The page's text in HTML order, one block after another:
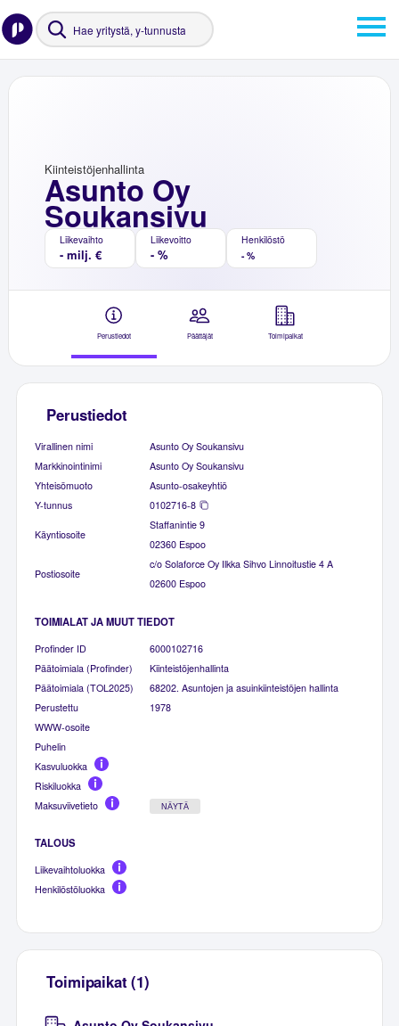
Asunto Oy
Soukansivu
Kiinteistöjenhallinta
Liikevaihto
- milj. €
Liikevoitto
- %
Henkilöstö
- %
Perustiedot Päättäjät Toimipaikat
Perustiedot
Virallinen nimi
Asunto Oy Soukansivu
Markkinointinimi
Asunto Oy Soukansivu
Yhteisömuoto
Asunto-osakeyhtiö
Y-tunnus
0102716-8
Käyntiosoite
Staffanintie 9
02360 Espoo
Postiosoite
c/o Solaforce Oy Ilkka Sihvo Linnoitustie 4 A
02600 Espoo
TOIMIALAT JA MUUT TIEDOT
Profinder ID
6000102716
Päätoimiala (Profinder)
Kiinteistöjenhallinta
Päätoimiala (TOL2025)
68202. Asuntojen ja asuinkiinteistöjen hallinta
Perustettu
1978
WWW-osoite
Puhelin
Kasvuluokka
Riskiluokka
Maksuviivetieto
NÄYTÄ
TALOUS
Liikevaihtoluokka
Henkilöstöluokka
Toimipaikat (1)